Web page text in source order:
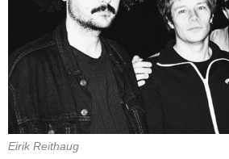
Eirik Reithaug